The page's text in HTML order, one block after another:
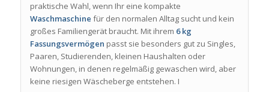
praktische Wahl, wenn Ihr eine kompakte
Waschmaschine für den normalen Alltag sucht und kein
großes Familiengerät braucht. Mit ihrem 6 kg
Fassungsvermögen passt sie besonders gut zu Singles,
Paaren, Studierenden, kleinen Haushalten oder
Wohnungen, in denen regelmäßig gewaschen wird, aber
keine riesigen Wäscheberge entstehen. I